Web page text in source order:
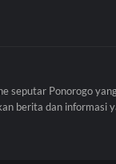
seputar Ponorogo
berita dan informasi